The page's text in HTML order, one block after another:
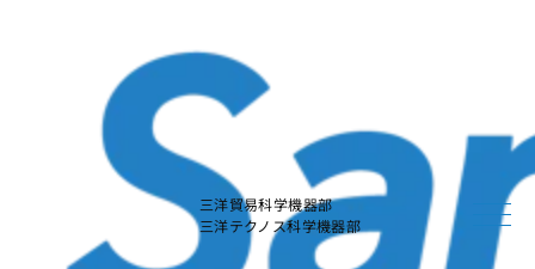
三洋貿易科学機器部
三洋テクノス科学機器部